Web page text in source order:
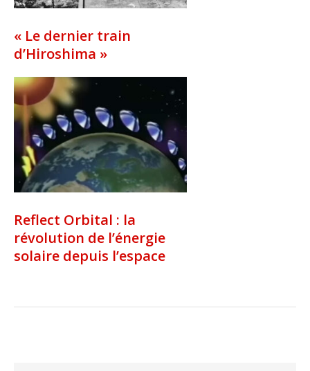
« Le dernier train
d’Hiroshima »
Reflect Orbital : la
révolution de l’énergie
solaire depuis l’espace